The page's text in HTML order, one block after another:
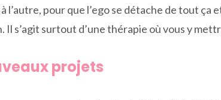
l’autre, pour que l’ego se détache de tout
s’agit surtout d’une thérapie où vous y
projets